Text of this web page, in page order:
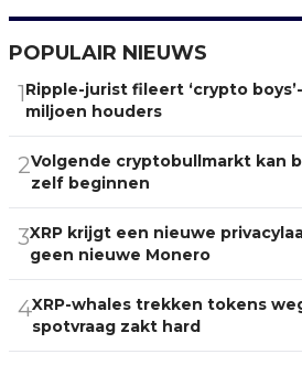
POPULAIR NIEUWS
1 Ripple-jurist fileert ‘crypto
miljoen houders
2Volgende cryptobullmarkt kan
zelf beginnen
3XRP krijgt een nieuwe
geen nieuwe Monero
4XRP-whales trekken tokens
spotvraag zakt hard